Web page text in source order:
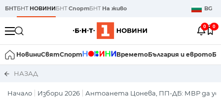
БНТБНТ НОВИНИБНТСпортБНТ На живо BG
0 0
НовиниСвятСпорт ВреметоБългария и еврото
НАЗАД
Начало Избори 2026 Антоанета Цонева, ПП-ДБ: МВР да